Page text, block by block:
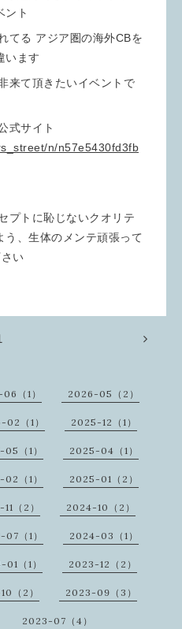
ント
てる アジア圏の海外CBを
います
来て頂きたいイベントで
式サイト
n/n57e5430fd3fb
プトに恥じないクオリテ
う、生体のメンテ頑張って
い
（1） 2026-05（2）
（1） 2025-12（1）
（1） 2025-04（1）
（1） 2025-01（2）
（2） 2024-10（2）
（1） 2024-03（1）
（1） 2023-12（2）
（2） 2023-09（3）
2023-07（4）